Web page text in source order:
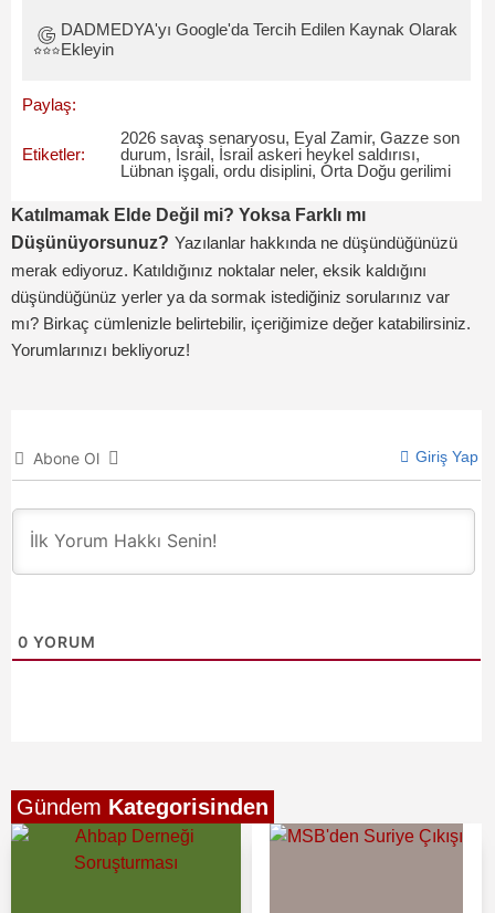
DADMEDYA'yı Google'da Tercih Edilen Kaynak Olarak
Ekleyin
Paylaş:
Etiketler:
2026 savaş senaryosu, Eyal Zamir,Gazze son
durum, İsrail, İsrail askeri heykel saldırısı,
Lübnan işgali,ordu disiplini,Orta Doğu gerilimi
Katılmamak Elde Değil mi? Yoksa Farklı mı
Düşünüyorsunuz? Yazılanlar hakkında ne düşündüğünüzü
merak ediyoruz. Katıldığınız noktalar neler, eksik kaldığını
düşündüğünüz yerler ya da sormak istediğiniz sorularınız var
mı? Birkaç cümlenizle belirtebilir, içeriğimize değer katabilirsiniz.
Yorumlarınızı bekliyoruz!
Abone Ol Giriş Yap
0 YORUM
Gündem Kategorisinden